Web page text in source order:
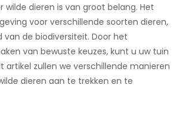
dieren is van groot belang. Het
voor verschillende soorten dieren,
de biodiversiteit. Door het
van bewuste keuzes, kunt u uw tuin
zullen we verschillende manieren
dieren aan te trekken en te